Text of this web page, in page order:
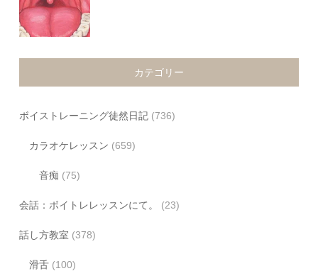
カテゴリー
ボイストレーニング徒然日記 (736)
カラオケレッスン (659)
音痴 (75)
会話：ボイトレレッスンにて。 (23)
話し方教室 (378)
滑舌 (100)